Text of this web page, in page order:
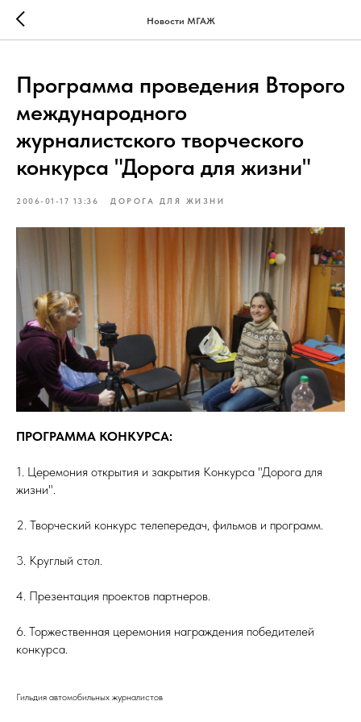
Новости МГАЖ
Программа проведения Второго
международного
журналистского творческого
конкурса "Дорога для жизни"
2006-01-17 13:36 ДОРОГА ДЛЯ ЖИЗНИ
ПРОГРАММА КОНКУРСА:
1. Церемония открытия и закрытия Конкурса "Дорога для
жизни".
2. Творческий конкурс телепередач, фильмов и программ.
3. Круглый стол.
4. Презентация проектов партнеров.
6. Торжественная церемония награждения победителей
конкурса.
Гильдия автомобильных журналистов